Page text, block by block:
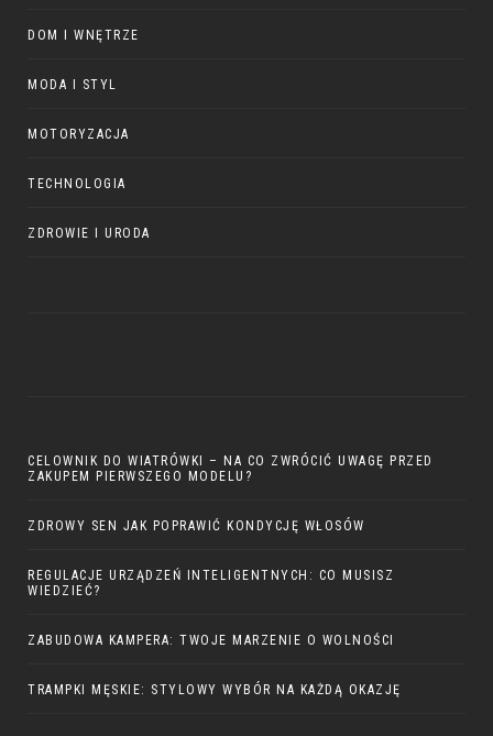
DOM I WNĘTRZE
MODA I STYL
MOTORYZACJA
TECHNOLOGIA
ZDROWIE I URODA
CELOWNIK DO WIATRÓWKI – NA CO ZWRÓCIĆ UWAGĘ PRZED
ZAKUPEM PIERWSZEGO MODELU?
ZDROWY SEN JAK POPRAWIĆ KONDYCJĘ WŁOSÓW
REGULACJE URZĄDZEŃ INTELIGENTNYCH: CO MUSISZ
WIEDZIEĆ?
ZABUDOWA KAMPERA: TWOJE MARZENIE O WOLNOŚCI
TRAMPKI MĘSKIE: STYLOWY WYBÓR NA KAŻDĄ OKAZJĘ